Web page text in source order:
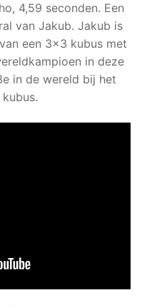
4,59 seconden. Een
van Jakub. Jakub is
een 3×3 kubus met
in deze
in de wereld bij het